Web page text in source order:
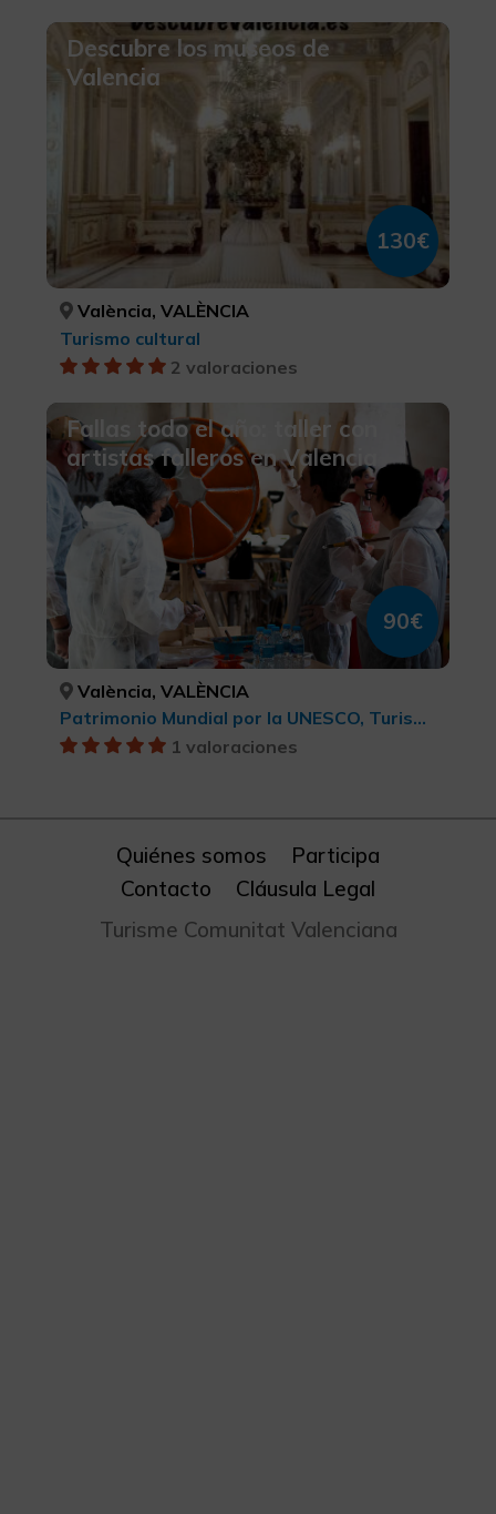
Descubre los museos de
Valencia
130€
València, VALÈNCIA
Turismo cultural
2 valoraciones
Fallas todo el año: taller con
artistas falleros en Valencia
90€
València, VALÈNCIA
Patrimonio Mundial por la UNESCO, Turismo cultural, Fiestas
1 valoraciones
Quiénes somos
Participa
Contacto
Cláusula Legal
Turisme Comunitat Valenciana